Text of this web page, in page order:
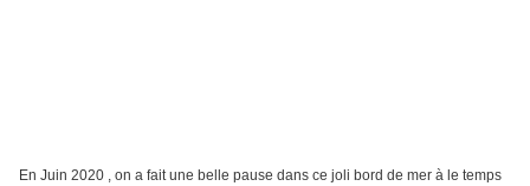
En Juin 2020 , on a fait une belle pause dans ce joli bord de mer à le temps